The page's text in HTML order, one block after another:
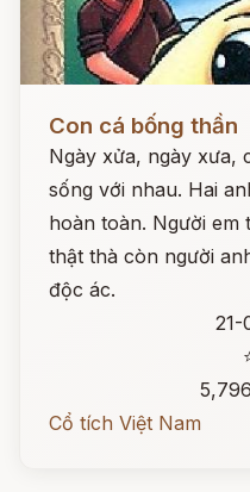
Con cá bống thần
Ngày xửa, ngày xưa,
sống với nhau. Hai
hoàn toàn. Người em
thật thà còn người
độc ác.
21-
Cổ tích Việt Nam